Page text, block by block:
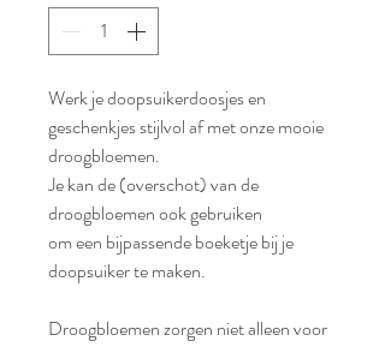
Werk je doopsuikerdoosjes en
geschenkjes stijlvol af met onze mooie
droogbloemen.
Je kan de (overschot) van de
droogbloemen ook gebruiken
om een bijpassende boeketje bij je
doopsuiker te maken.
Droogbloemen zorgen niet alleen voor